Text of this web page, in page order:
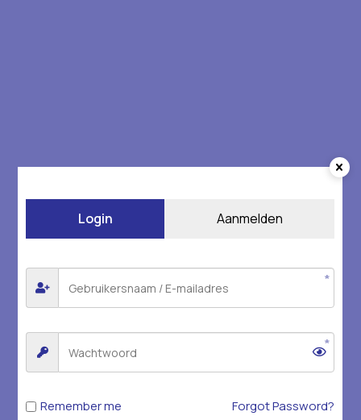
Login Aanmelden
Remember me Forgot Password?